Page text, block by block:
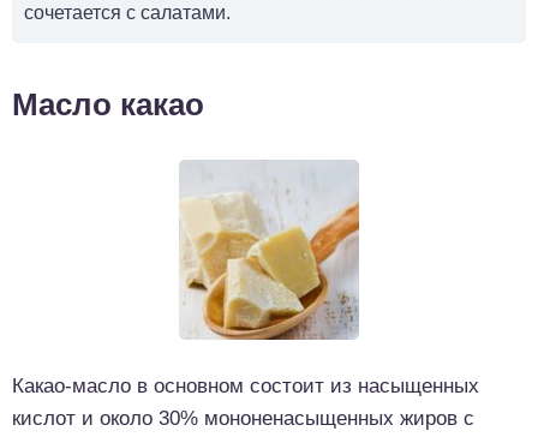
сочетается с салатами.
Масло какао
Какао-масло в основном состоит из насыщенных
кислот и около 30% мононенасыщенных жиров с